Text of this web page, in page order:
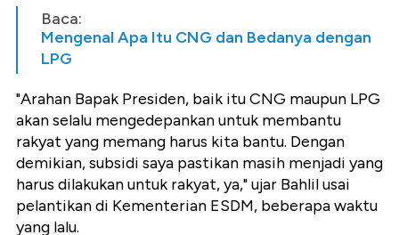
Baca:
Mengenal Apa Itu CNG dan Bedanya dengan
LPG
"Arahan Bapak Presiden, baik itu CNG maupun LPG
akan selalu mengedepankan untuk membantu
rakyat yang memang harus kita bantu. Dengan
demikian, subsidi saya pastikan masih menjadi yang
harus dilakukan untuk rakyat, ya," ujar Bahlil usai
pelantikan di Kementerian ESDM, beberapa waktu
yang lalu.